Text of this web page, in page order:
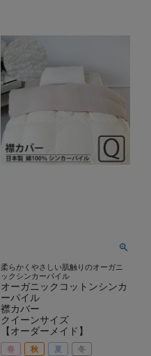
柔らかくやさしい肌触りのオーガニ
ックシンカーパイル
オーガニックコットンシンカ
ーパイル
襟カバー
クイーンサイズ
【オーダーメイド】
春 秋 夏 冬